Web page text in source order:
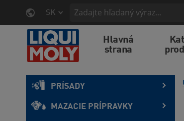
SK
Hlavná
strana
PRÍSADY
MAZACIE PRÍPRAVKY